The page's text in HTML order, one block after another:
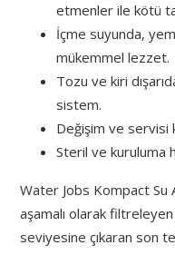
etmenler ile kötü
İçme suyunda,
mükemmel lezzet.
Tozu ve kiri
sistem.
Değişim ve servisi
Steril ve kuruluma
Water Jobs Kompact Su
aşamalı olarak
seviyesine çıkaran son